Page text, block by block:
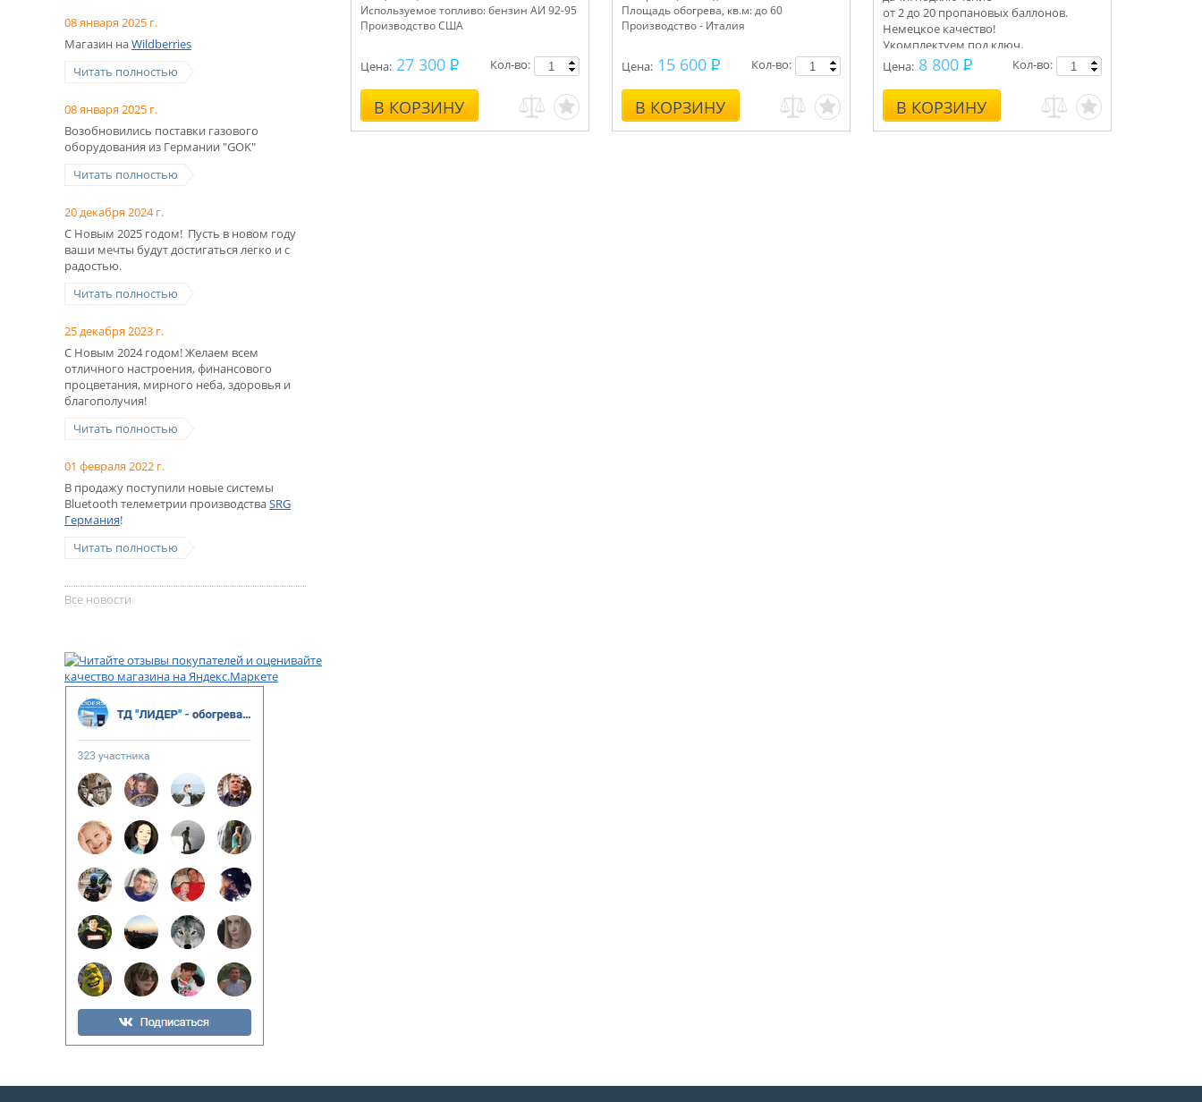
08 января 2025 г.
Магазин наWildberries
Читать полностью
08 января 2025 г.
Возобновились поставки газового
оборудования из Германии "GOK"
Читать полностью
20 декабря 2024 г.
С Новым 2025 годом! Пусть в новом году
ваши мечты будут достигаться легко и с
радостью.
Читать полностью
25 декабря 2023 г.
С Новым 2024 годом! Желаем всем
отличного настроения, финансового
процветания, мирного неба, здоровья и
благополучия!
Читать полностью
01 февраля 2022 г.
В продажу поступили новые системы
Bluetooth телеметрии производстваSRG
Германия!
Читать полностью
Все новости
Используемое топливо: бензин АИ 92-95
Производство США
Цена: 27 300
В КОРЗИНУ
Кол-во:
Площадь обогрева, кв.м: до 60
Производство - Италия
Цена: 15 600
В КОРЗИНУ
Кол-во:
от 2 до 20 пропановых баллонов.
Немецкое качество!
Укомплектуем под ключ.
Консультации, монтаж.
Цена: 8 800
В КОРЗИНУ
Кол-во: